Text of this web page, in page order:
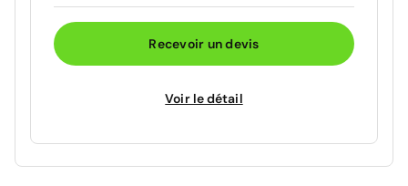
Recevoir un devis
Voir le détail